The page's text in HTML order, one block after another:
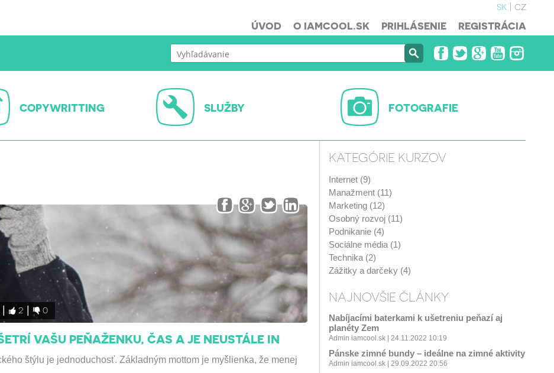
sk
cz
ÚVOD
O IAMCOOL.SK PRIHLÁSENIE REGISTRÁCIA
COPYWRITTING SLUŽBY FOTOGRAFIE
2 0
VAŠU PEŇAŽENKU, ČAS A JE NEUSTÁLE IN
štýlu je jednoduchosť. Základným mottom je myšlienka, že menej
KATEGÓRIE KURZOV
Internet (9)
Manažment (11)
Marketing (12)
Osobný rozvoj (11)
Podnikanie (4)
Sociálne média (1)
Technika (2)
Zážitky a darčeky (4)
NAJNOVŠIE ČLÁNKY
Nabíjacími baterkami k ušetreniu peňazí aj
planéty Zem
Admin iamcool.sk | 24.11.2022 10:19
Pánske zimné bundy – ideálne na zimné aktivity
Admin iamcool.sk | 29.09.2022 20:56